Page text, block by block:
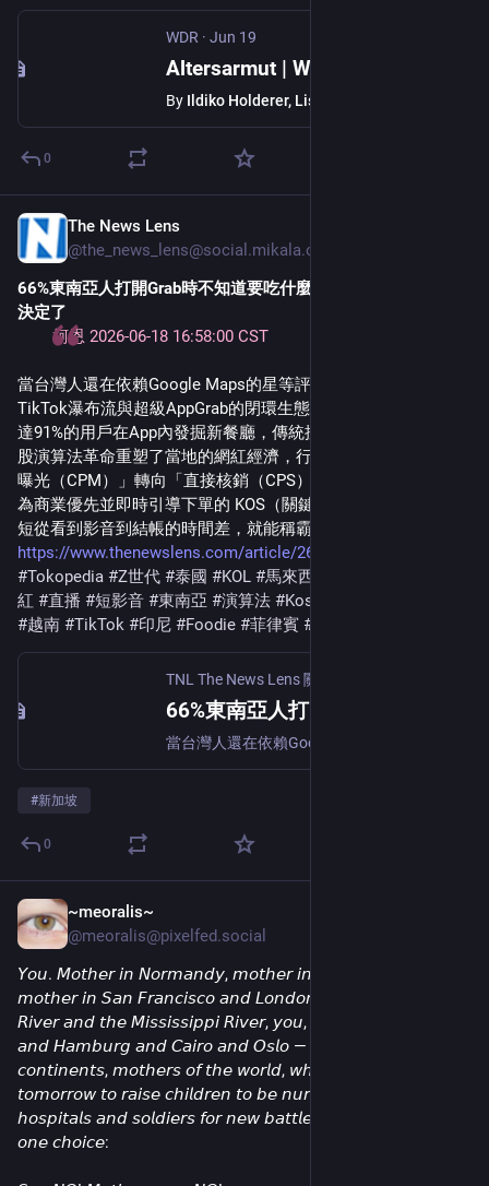
WDR · Jun 19
By Ildiko Holderer, Lisa Seemann, Mareike Wilms
0
The News Lens
@the_news_lens@social.mikala.one
66%東南亞人打開Grab時不知道要吃什麼，然後演算法替他們
決定了
柯恩 2026-06-18 16:58:00 CST
當台灣人還在依賴Google Maps的星等評論，東南亞Z世代早被
TikTok瀑布流與超級AppGrab的閉環生態馴服。數據指出，高
達91%的用戶在App內發掘新餐廳，傳統搜尋路徑宣告退場。這
股演算法革命重塑了當地的網紅經濟，行銷計價全面從「品牌
曝光（CPM）」轉向「直接核銷（CPS）」，促使創作者轉型
為商業優先並即時引導下單的 KOS（關鍵意見賣家）。誰能縮
短從看到影音到結帳的時間差，就能稱霸東南亞胃袋。
https://www.thenewslens.com/article/268664
#Tokopedia #Z世代 #泰國 #KOL #馬來西亞
紅 #直播 #短影音 #東南亞 #演算法 #Kos
#越南 #TikTok #印尼 #Foodie #菲律賓 #外送
TNL The News Lens 關鍵評論網
#新加坡
0
~meoralis~
@meoralis@pixelfed.social
𝘠𝘰𝘶. 𝘔𝘰𝘵𝘩𝘦𝘳 𝘪𝘯 𝘕𝘰𝘳𝘮𝘢𝘯𝘥𝘺, 𝘮𝘰𝘵𝘩𝘦𝘳 𝘪𝘯 𝘵𝘩𝘦 𝘜𝘬𝘳𝘢𝘪𝘯𝘦, 𝘺𝘰𝘶,
𝘮𝘰𝘵𝘩𝘦𝘳 𝘪𝘯 𝘚𝘢𝘯 𝘍𝘳𝘢𝘯𝘤𝘪𝘴𝘤𝘰 𝘢𝘯𝘥 𝘓𝘰𝘯𝘥𝘰𝘯, 𝘺𝘰𝘶, 𝘰𝘯 𝘵𝘩𝘦 𝘠𝘦𝘭𝘭𝘰𝘸
𝘙𝘪𝘷𝘦𝘳 𝘢𝘯𝘥 𝘵𝘩𝘦 𝘔𝘪𝘴𝘴𝘪𝘴𝘴𝘪𝘱𝘱𝘪 𝘙𝘪𝘷𝘦𝘳, 𝘺𝘰𝘶, 𝘮𝘰𝘵𝘩𝘦𝘳 𝘪𝘯 𝘕𝘢𝘱𝘭𝘦𝘴
𝘢𝘯𝘥 𝘏𝘢𝘮𝘣𝘶𝘳𝘨 𝘢𝘯𝘥 𝘊𝘢𝘪𝘳𝘰 𝘢𝘯𝘥 𝘖𝘴𝘭𝘰 — 𝘮𝘰𝘵𝘩𝘦𝘳𝘴 𝘰𝘧 𝘢𝘭𝘭
𝘤𝘰𝘯𝘵𝘪𝘯𝘦𝘯𝘵𝘴, 𝘮𝘰𝘵𝘩𝘦𝘳𝘴 𝘰𝘧 𝘵𝘩𝘦 𝘸𝘰𝘳𝘭𝘥, 𝘸𝘩𝘦𝘯 𝘵𝘩𝘦𝘺 𝘵𝘦𝘭𝘭 𝘺𝘰𝘶
𝘵𝘰𝘮𝘰𝘳𝘳𝘰𝘸 𝘵𝘰 𝘳𝘢𝘪𝘴𝘦 𝘤𝘩𝘪𝘭𝘥𝘳𝘦𝘯 𝘵𝘰 𝘣𝘦 𝘯𝘶𝘳𝘴𝘦𝘴 𝘧𝘰𝘳 𝘧𝘪𝘦𝘭𝘥
𝘩𝘰𝘴𝘱𝘪𝘵𝘢𝘭𝘴 𝘢𝘯𝘥 𝘴𝘰𝘭𝘥𝘪𝘦𝘳𝘴 𝘧𝘰𝘳 𝘯𝘦𝘸 𝘣𝘢𝘵𝘵𝘭𝘦𝘴, 𝘵𝘩𝘦𝘯 𝘵𝘩𝘦𝘳𝘦’𝘴 𝘰𝘯𝘭𝘺
𝘰𝘯𝘦 𝘤𝘩𝘰𝘪𝘤𝘦: